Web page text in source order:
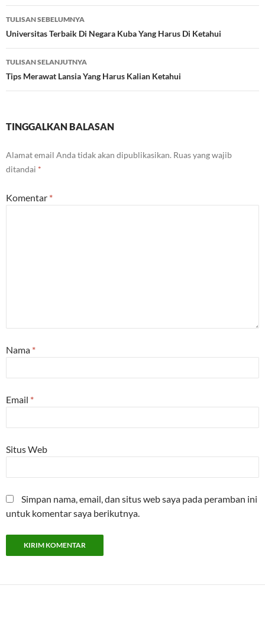
Navigasi
Tulisan
TULISAN SEBELUMNYA
Universitas Terbaik Di Negara Kuba Yang Harus Di Ketahui
TULISAN SELANJUTNYA
Tips Merawat Lansia Yang Harus Kalian Ketahui
TINGGALKAN BALASAN
Alamat email Anda tidak akan dipublikasikan. Ruas yang wajib
ditandai *
Komentar *
Nama *
Email *
Situs Web
Simpan nama, email, dan situs web saya pada peramban ini
untuk komentar saya berikutnya.